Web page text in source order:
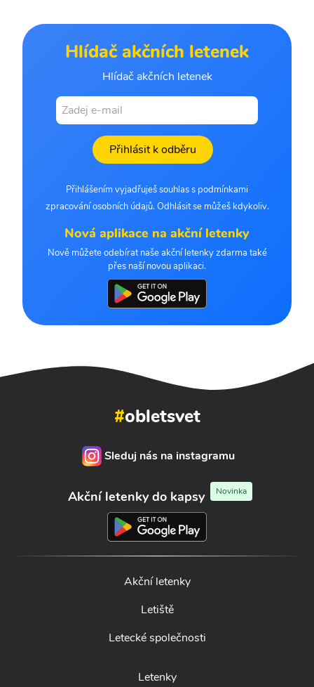
Hlídač akčních letenek
Hlídač akčních letenek
Přihlásit k odběru
Přihlášením vyjadřuješ souhlas s podmínkami
zpracování osobních údajů. Odhlásit se můžeš kdykoliv.
Nová aplikace na akční letenky
Nově můžete odebírat naše akční letenky zdarma také
přes naší novou aplikaci.
#obletsvet
Sleduj nás na instagramu
Akční letenky do kapsy Novinka
Akční letenky
Letiště
Letecké společnosti
Letenky